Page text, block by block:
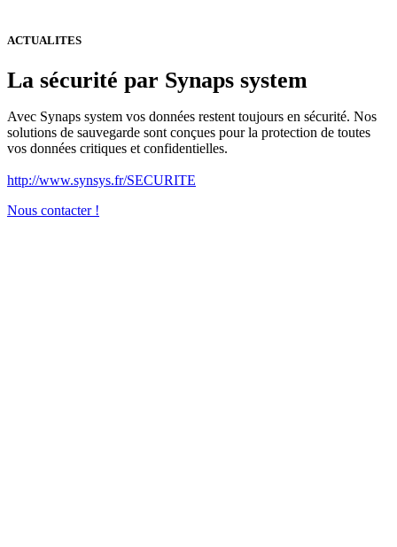
ACTUALITES
La sécurité par Synaps system
Avec Synaps system vos données restent toujours en sécurité. Nos
solutions de sauvegarde sont conçues pour la protection de toutes
vos données critiques et confidentielles.
http://www.synsys.fr/SECURITE
Nous contacter !